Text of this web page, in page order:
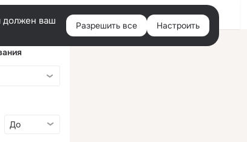
Войти
должен ваш
Разрешить все Настроить